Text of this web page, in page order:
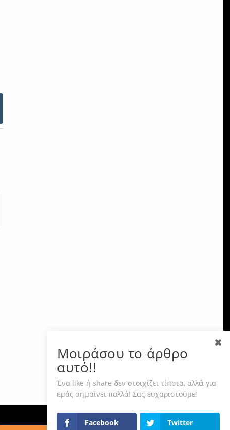
Μοιράσου το άρθρο
αυτό!!
Ένα like ή share δεν στοιχίζει τίποτα, αλλά για
εμάς σημαίνει πολλά! Σας ευχαριστούμε!
Facebook Twitter